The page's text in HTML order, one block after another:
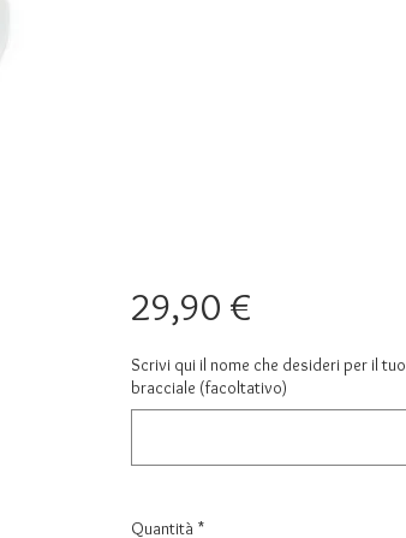
29,90 €Prezzo
Scrivi qui il nome che desideri per il tuo
bracciale (facoltativo)
Quantità *